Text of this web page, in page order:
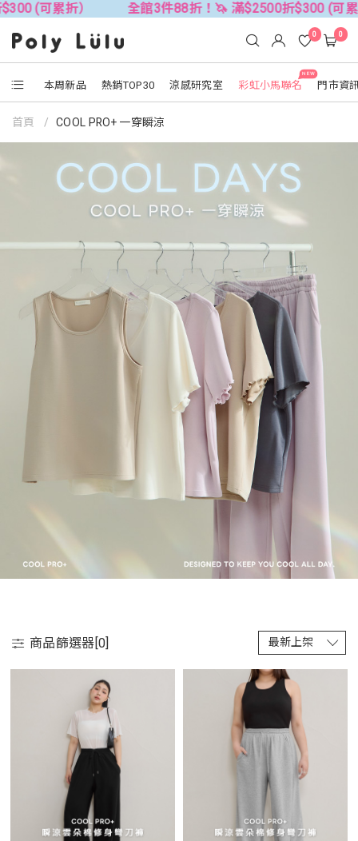
全館3件88折！🦄 滿$2500折$300 (可累折）
本周新品 熱銷TOP30 涼感研究室
NEW
彩虹小馬聯名 門市資
0 0
首頁 COOL PRO+ 一穿瞬涼
商品篩選器[0]